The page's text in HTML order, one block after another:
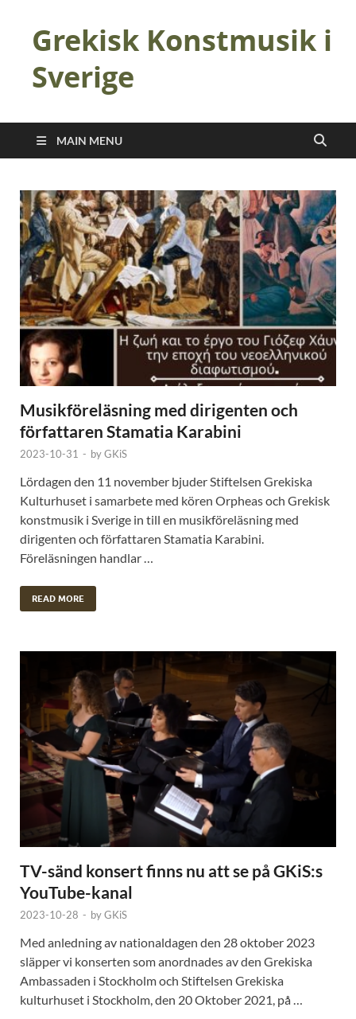
Grekisk Konstmusik i
Sverige
MAIN MENU
Musikföreläsning med dirigenten och
författaren Stamatia Karabini
2023-10-31 - byGKiS
Lördagen den 11 november bjuder Stiftelsen Grekiska
Kulturhuset i samarbete med kören Orpheas och Grekisk
konstmusik i Sverige in till en musikföreläsning med
dirigenten och författaren Stamatia Karabini.
Föreläsningen handlar …
READ MORE
TV-sänd konsert finns nu att se på GKiS:s
YouTube-kanal
2023-10-28 - byGKiS
Med anledning av nationaldagen den 28 oktober 2023
släpper vi konserten som anordnades av den Grekiska
Ambassaden i Stockholm och Stiftelsen Grekiska
kulturhuset i Stockholm, den 20 Oktober 2021, på …